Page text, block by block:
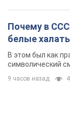
Почему в
белые
В этом был как
символический
9 часов назад